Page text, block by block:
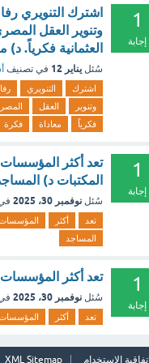
1
إجابة
اشترك التنويري
وتنوير العقل
العثمانية فكرياً.
سُئل يناير 12 في تصنيف
اشترك التنويري
وتنوير
العقل
فكرياً
معاداة فكرة
1
إجابة
تعد أكثر المؤسسات
المكتبات د)
سُئل نوفمبر 30، 2025
تعد أكثر
المساجد
1
إجابة
تعد أكثر المؤسسات
سُئل نوفمبر 30، 2025
تعد أكثر
اتفاقية الاستخدام XML Sitemap